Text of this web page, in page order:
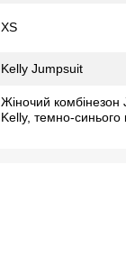
XS
Kelly Jumpsuit
Жіночий комбінезон
Kelly, темно-синього